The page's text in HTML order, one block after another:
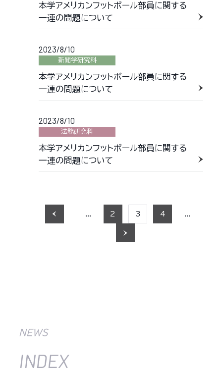
本学アメリカンフットボール部員に関する
一連の問題について
2023/8/10
新聞学研究科
本学アメリカンフットボール部員に関する
一連の問題について
2023/8/10
法務研究科
本学アメリカンフットボール部員に関する
一連の問題について
... 2 3 4 ...
NEWS
INDEX